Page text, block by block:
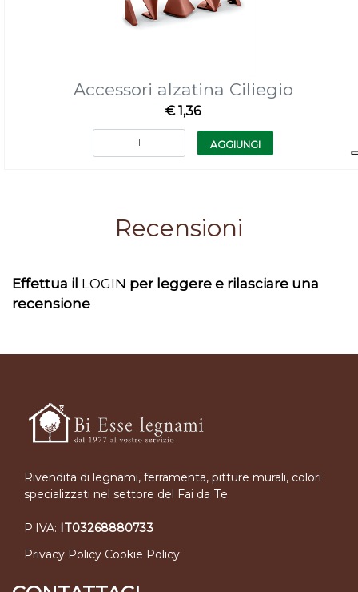
Accessori alzatina Ciliegio
€ 1,36
Quantità
AGGIUNGI
Recensioni
Effettua il LOGIN per leggere e rilasciare una
recensione
Rivendita di legnami, ferramenta, pitture murali, colori
specializzati nel settore del Fai da Te
P.IVA: IT03268880733
Privacy Policy Cookie Policy